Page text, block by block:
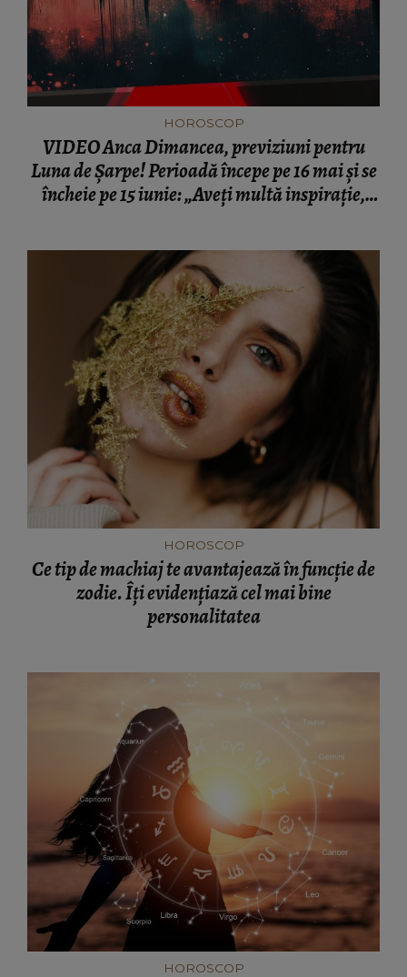
HOROSCOP
VIDEO Anca Dimancea, previziuni pentru
Luna de Șarpe! Perioadă începe pe 16 mai și se
încheie pe 15 iunie: „Aveți multă inspirație,
HOROSCOP
Ce tip de machiaj te avantajează în funcție de
zodie. Îți evidențiază cel mai bine
personalitatea
HOROSCOP